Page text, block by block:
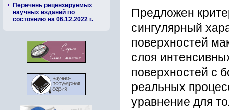
Перечень рецензируемых
научных изданий по
состоянию на 06.12.2022 г.
Предложен
сингулярный
поверхностей
слоя
поверхностей с
реальных
уравнение для